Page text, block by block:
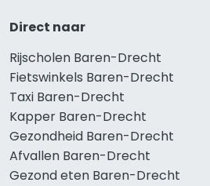
Direct naar
Rijscholen Baren-Drecht
Fietswinkels Baren-Drecht
Taxi Baren-Drecht
Kapper Baren-Drecht
Gezondheid Baren-Drecht
Afvallen Baren-Drecht
Gezond eten Baren-Drecht